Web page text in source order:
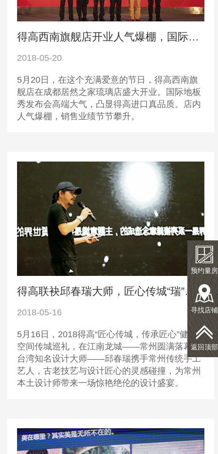
得高西南旗舰店开业人气爆棚，国际地板秀凸显进口真品质
2018-05-20
5月20日，在这个充满爱意的节日，得高西南旗
舰店在成都居然之家琉璃店盛大开业。国际地板
秀发布会高端大气，凸显得高进口真品质。店内
人气爆棚，销售业绩节节攀升。
得高联袂邱春瑞大师，匠心传城“瑞”动常州
2018-05-16
5月16日，2018得高“匠心传城，传承匠心”健康
空间传城巡礼，在江南龙城——常州圆满落幕。
台湾知名设计大师——邱春瑞携手常州传统手工
艺人，古老技艺与设计匠心的灵感碰撞，为常州
本土设计师带来一场惊艳绝伦的设计盛宴。
预约量房
寻找店铺
返回顶部